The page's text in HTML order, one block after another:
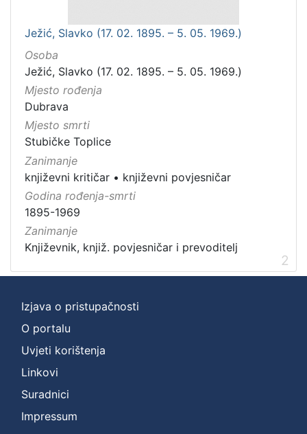
Ježić, Slavko (17. 02. 1895. – 5. 05. 1969.)
Osoba
Ježić, Slavko (17. 02. 1895. – 5. 05. 1969.)
Mjesto rođenja
Dubrava
Mjesto smrti
Stubičke Toplice
Zanimanje
književni kritičar • književni povjesničar
Godina rođenja-smrti
1895-1969
Zanimanje
Književnik, knjiž. povjesničar i prevoditelj
2
Izjava o pristupačnosti
O portalu
Uvjeti korištenja
Linkovi
Suradnici
Impressum